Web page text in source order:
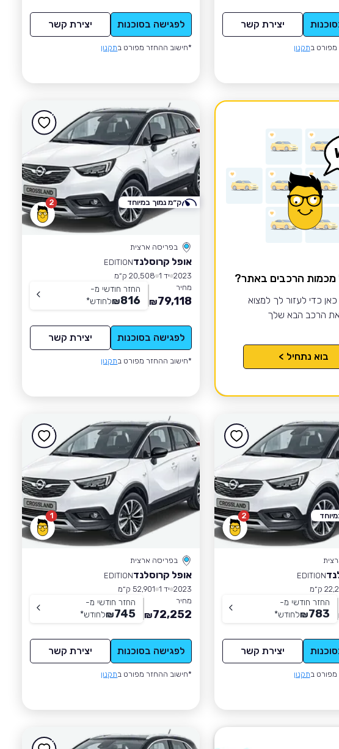
יצירת קשר
מפורט בתקנון
לפגישה בסוכנות יצירת קשר
*חישוב ההחזר מפורט בתקנון
מכמות הרכבים באתר?
כאן כדי לעזור לך למצוא
את הרכב הבא שלך
בוא נתחיל >
2
בפריסה ארצית
אופל קרוסלנדEDITION
2023 יד 1
20,508 ק״מ
מחיר
79,118
₪
החזר חודשי מ-
816
₪לחודש*
לפגישה בסוכנות יצירת קשר
*חישוב ההחזר מפורט בתקנון
ק״מ נמוך במיוחד
2
EDITION
ק״מ
החזר חודשי מ-
783
₪לחודש*
יצירת קשר
מפורט בתקנון
1
בפריסה ארצית
אופל קרוסלנדEDITION
2023 יד 1
52,901 ק״מ
מחיר
72,252
₪
החזר חודשי מ-
745
₪לחודש*
לפגישה בסוכנות יצירת קשר
*חישוב ההחזר מפורט בתקנון